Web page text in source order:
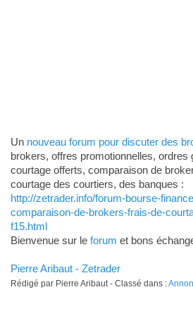
Un nouveau forum pour discuter des
brokers, offres promotionnelles, ordres
courtage offerts, comparaison de
courtage des courtiers, des banques :
http://zetrader.info/forum-bourse-
comparaison-de-brokers-frais-de-
f15.html
Bienvenue sur le forum et bons
Pierre Aribaut - Zetrader
Rédigé par Pierre Aribaut - Classé dans :